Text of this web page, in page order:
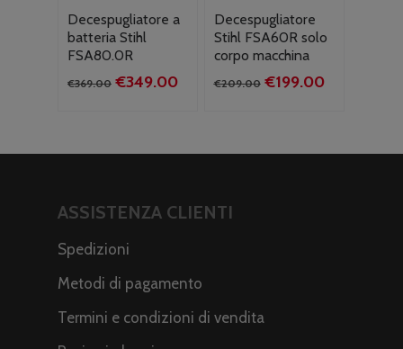
Decespugliatore a
batteria Stihl
FSA80.0R
€369.00 Il
€369.00.
€349.00Il
€349.00.
Decespugliatore
Stihl FSA60R solo
corpo macchina
€209.00 Il
€209.00.
€199.00Il
€199.00.
ASSISTENZA CLIENTI
Spedizioni
Metodi di pagamento
Termini e condizioni di vendita